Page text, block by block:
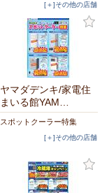
[＋]その他の店舗
ヤマダデンキ/家電住
まいる館YAM…
スポットクーラー特集
[＋]その他の店舗